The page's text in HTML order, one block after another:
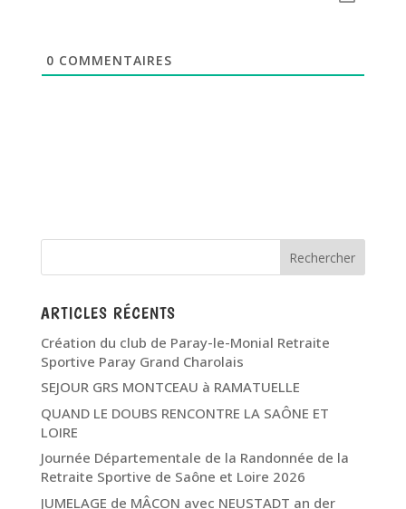
0 COMMENTAIRES
ARTICLES RÉCENTS
Création du club de Paray-le-Monial Retraite
Sportive Paray Grand Charolais
SEJOUR GRS MONTCEAU à RAMATUELLE
QUAND LE DOUBS RENCONTRE LA SAÔNE ET
LOIRE
Journée Départementale de la Randonnée de la
Retraite Sportive de Saône et Loire 2026
JUMELAGE de MÂCON avec NEUSTADT an der